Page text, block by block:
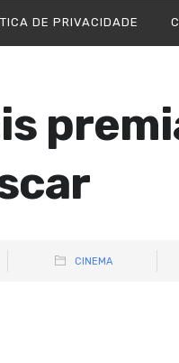
DE PRIVACIDADE
CINEMA